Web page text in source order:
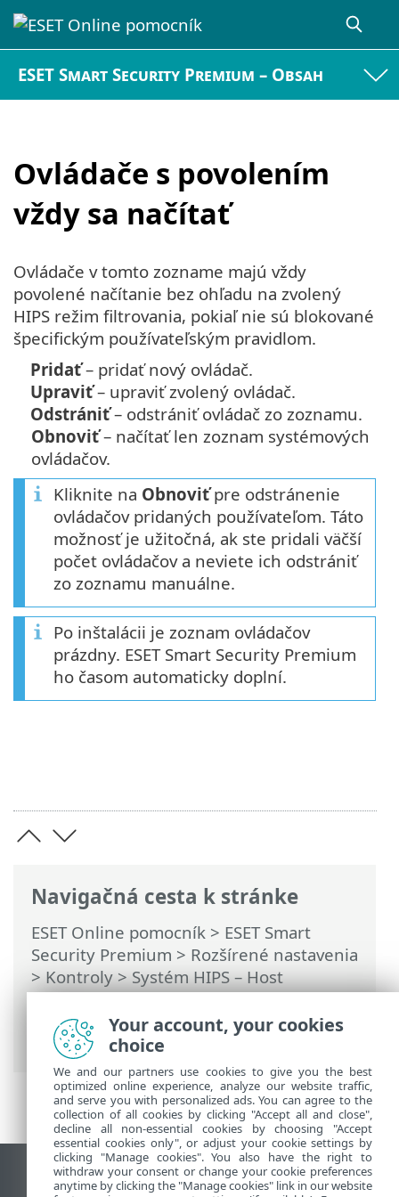
ESET Smart Security Premium – Obsah
Ovládače s povolením
vždy sa načítať
Navigačná cesta k stránke
ESET Online pomocník > ESET Smart
Security Premium > Rozšírené nastavenia
> Kontroly>Systém HIPS – Host
Intrusion Prevention System>Rozšírené
nastavenia HIPS> Ovládače s povolením
vždy sa načítať
Ovládače v tomto zozname majú vždy
povolené načítanie bez ohľadu na zvolený
HIPS režim filtrovania, pokiaľ nie sú blokované
špecifickým používateľským pravidlom.
Pridať– pridať nový ovládač.
Upraviť– upraviť zvolený ovládač.
Odstrániť– odstrániť ovládač zo zoznamu.
Obnoviť– načítať len zoznam systémových
ovládačov.
Kliknite na Obnoviťpre odstránenie
ovládačov pridaných používateľom. Táto
možnosť je užitočná, ak ste pridali väčší
počet ovládačov a neviete ich odstrániť
zo zoznamu manuálne.
Po inštalácii je zoznam ovládačov
prázdny. ESET Smart Security Premium
ho časom automaticky doplní.
Zobraziť stránku ako na počítači
Your account, your cookies
choice
We and our partners use cookies to give you the best
optimized online experience, analyze our website traffic,
and serve you with personalized ads. You can agree to the
collection of all cookies by clicking "Accept all and close",
decline all non-essential cookies by choosing "Accept
essential cookies only", or adjust your cookie settings by
clicking "Manage cookies". You also have the right to
withdraw your consent or change your cookie preferences
anytime by clicking the "Manage cookies" link in our website